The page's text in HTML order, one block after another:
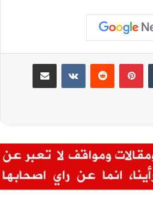
بينتيريست مشاركة عبر البريد